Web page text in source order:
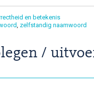
en betekenis
zelfstandig naamwoord
/